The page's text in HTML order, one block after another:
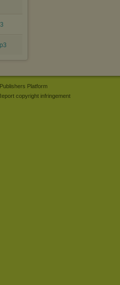
Publishers Platform
copyright infringement